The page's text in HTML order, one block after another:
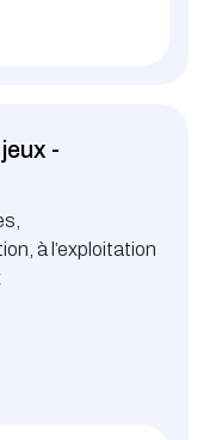
-
à l’exploitation